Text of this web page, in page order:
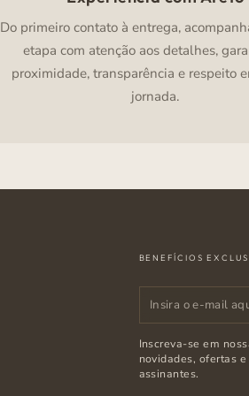
Do primeiro contato à entrega,
etapa com atenção aos detalhes,
proximidade, transparência e respeito
jornada.
BENEFÍCIOS
Insira
o
e-
mail
Inscreva-se em
novidades, ofertas
assinantes.